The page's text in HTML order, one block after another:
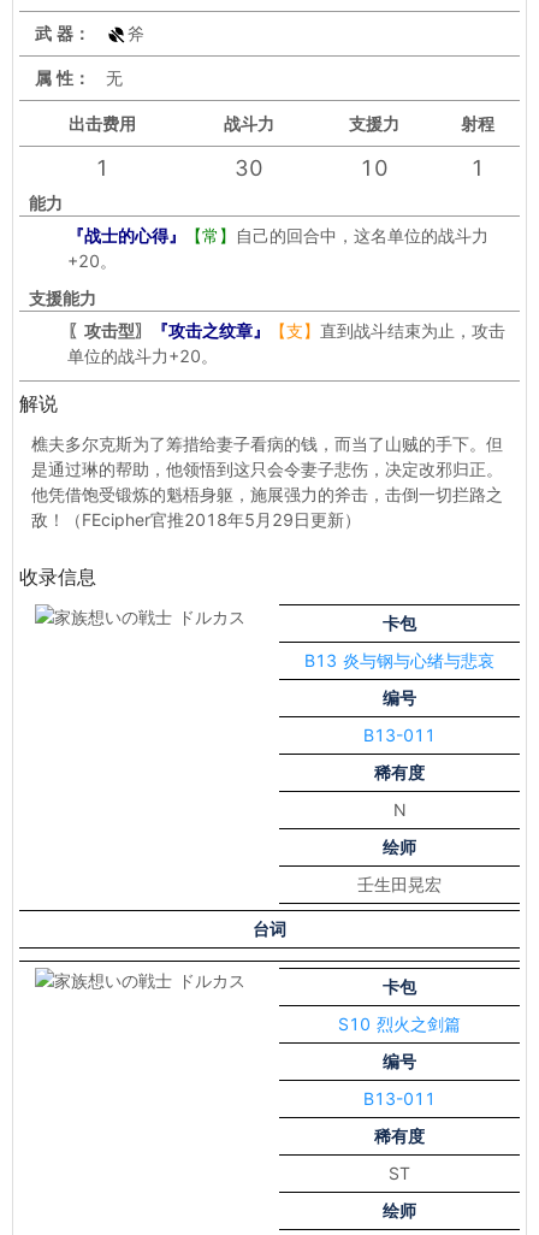
武 器： 斧
属 性： 无
出击费用 战斗力 支援力 射程
1 30 10 1
能力
『战士的心得』
【常】
自己的回合中，这名单位的战斗力
+20。
支援能力
〖攻击型〗
『攻击之纹章』 【支】 直到战斗结束为止，攻击
单位的战斗力+20。
解说
樵夫多尔克斯为了筹措给妻子看病的钱，而当了山贼的手下。但
是通过琳的帮助，他领悟到这只会令妻子悲伤，决定改邪归正。
他凭借饱受锻炼的魁梧身躯，施展强力的斧击，击倒一切拦路之
敌！（FEcipher官推2018年5月29日更新）
收录信息
卡包
B13 炎与钢与心绪与悲哀
编号
B13-011
稀有度
N
绘师
壬生田晃宏
台词
卡包
S10 烈火之剑篇
编号
B13-011
稀有度
ST
绘师